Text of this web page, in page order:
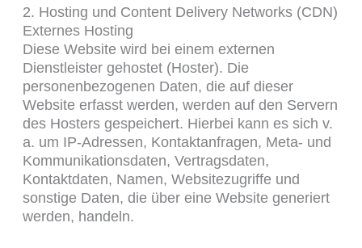
2. Hosting und Content Delivery Networks (CDN)
Externes Hosting
Diese Website wird bei einem externen
Dienstleister gehostet (Hoster). Die
personenbezogenen Daten, die auf dieser
Website erfasst werden, werden auf den Servern
des Hosters gespeichert. Hierbei kann es sich v.
a. um IP-Adressen, Kontaktanfragen, Meta- und
Kommunikationsdaten, Vertragsdaten,
Kontaktdaten, Namen, Websitezugriffe und
sonstige Daten, die über eine Website generiert
werden, handeln.